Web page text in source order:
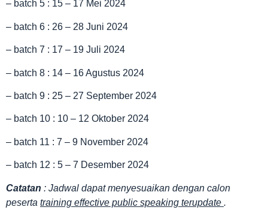
– batch 5 : 15 – 17 Mei 2024
– batch 6 : 26 – 28 Juni 2024
– batch 7 : 17 – 19 Juli 2024
– batch 8 : 14 – 16 Agustus 2024
– batch 9 : 25 – 27 September 2024
– batch 10 : 10 – 12 Oktober 2024
– batch 11 : 7 – 9 November 2024
– batch 12 : 5 – 7 Desember 2024
Catatan : Jadwal dapat menyesuaikan dengan calon
peserta training effective public speaking terupdate .